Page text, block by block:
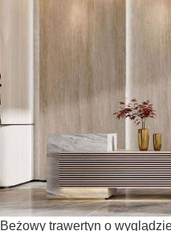
Beżowy trawertyn o